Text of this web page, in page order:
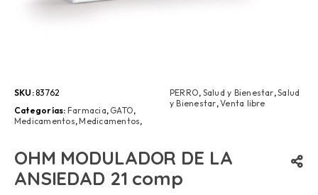
SKU:83762
Categorías: Farmacia, GATO,
Medicamentos,Medicamentos,
PERRO, Salud y Bienestar,Salud
y Bienestar,Venta libre
OHM MODULADOR DE LA
ANSIEDAD 21 comp